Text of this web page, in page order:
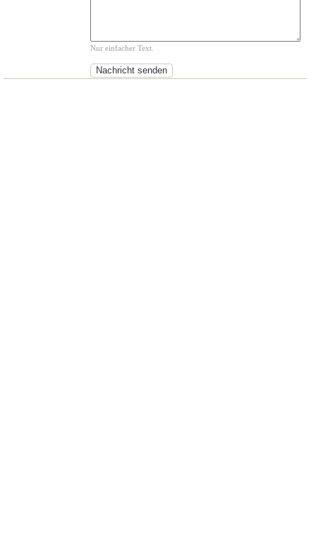
Nur einfacher Text.